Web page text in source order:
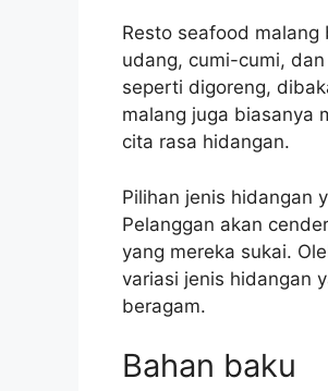
Resto seafood
udang, cumi-cumi,
seperti digoreng,
malang juga biasanya
cita rasa hidangan.
Pilihan jenis hidangan
Pelanggan akan
yang mereka sukai.
variasi jenis hidangan
beragam.
Bahan baku